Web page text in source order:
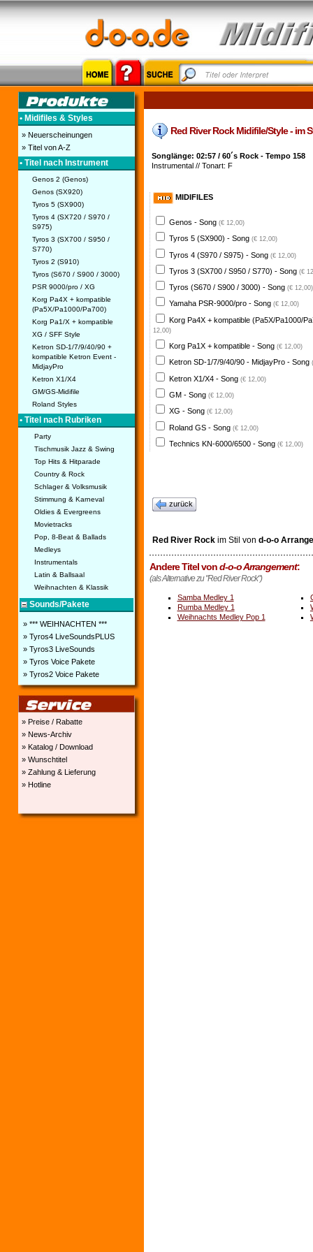
• Midifiles & Styles
» Neuerscheinungen
» Titel von A-Z
• Titel nach Instrument
Genos 2 (Genos)
Genos (SX920)
Tyros 5 (SX900)
Tyros 4 (SX720 / S970 /
S975)
Tyros 3 (SX700 / S950 /
S770)
Tyros 2 (S910)
Tyros (S670 / S900 / 3000)
PSR 9000/pro / XG
Korg Pa4X + kompatible
(Pa5X/Pa1000/Pa700)
Korg Pa1/X + kompatible
XG / SFF Style
Ketron SD-1/7/9/40/90 +
kompatible Ketron Event -
MidjayPro
Ketron X1/X4
GM/GS-Midifile
Roland Styles
• Titel nach Rubriken
Party
Tischmusik Jazz & Swing
Top Hits & Hitparade
Country & Rock
Schlager & Volksmusik
Stimmung & Karneval
Oldies & Evergreens
Movietracks
Pop, 8-Beat & Ballads
Medleys
Instrumentals
Latin & Ballsaal
Weihnachten & Klassik
Sounds/Pakete
» *** WEIHNACHTEN ***
» Tyros4 LiveSoundsPLUS
» Tyros3 LiveSounds
» Tyros Voice Pakete
» Tyros2 Voice Pakete
» Preise / Rabatte
» News-Archiv
» Katalog / Download
» Wunschtitel
» Zahlung & Lieferung
» Hotline
Red River Rock Midifile/Style - im
Songlänge: 02:57 / 60´s Rock - Tempo 158
Instrumental // Tonart: F
MIDIFILES
Genos - Song (€ 12,00)
Tyros 5 (SX900) - Song (€ 12,00)
Tyros 4 (S970 / S975) - Song (€ 12,00)
Tyros 3 (SX700 / S950 / S770) - Song (€
Tyros (S670 / S900 / 3000) - Song (€ 12,00)
Yamaha PSR-9000/pro - Song (€ 12,00)
Korg Pa4X + kompatible (Pa5X/Pa1000/
12,00)
Korg Pa1X + kompatible - Song (€ 12,00)
Ketron SD-1/7/9/40/90 - MidjayPro - Song
Ketron X1/X4 - Song (€ 12,00)
GM - Song (€ 12,00)
XG - Song (€ 12,00)
Roland GS - Song (€ 12,00)
Technics KN-6000/6500 - Song (€ 12,00)
zurück
Red River Rockim Stil von d-o-o
Andere Titel vond-o-o Arrangement:
(als Alternative zu "Red River Rock")
Samba Medley 1
Rumba Medley 1
Weihnachts Medley Pop 1